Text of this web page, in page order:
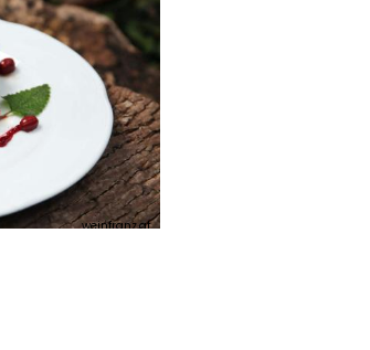
weinfranz.at